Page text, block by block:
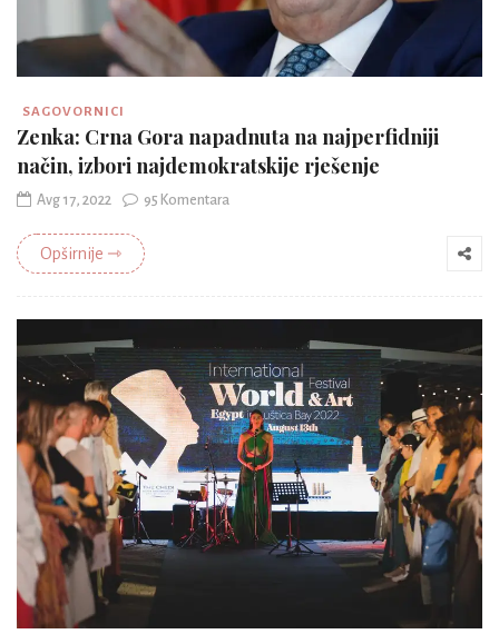
SAGOVORNICI
Zenka: Crna Gora napadnuta na najperfidniji
način, izbori najdemokratskije rješenje
Avg 17, 2022 95 Komentara
Opširnije ⇾